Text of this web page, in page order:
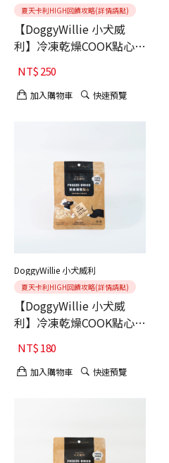
夏天卡利HIGH回饋攻略(詳情請點)
【DoggyWillie 小犬威
利】冷凍乾燥COOK點心
犬 COOK 小犬威利 鮭魚粉
40g
NT$250
加入購物車 快速預覽
DoggyWillie 小犬威利
夏天卡利HIGH回饋攻略(詳情請點)
【DoggyWillie 小犬威
利】冷凍乾燥COOK點心
犬 COOK 活力蘋果20g
NT$180
加入購物車 快速預覽